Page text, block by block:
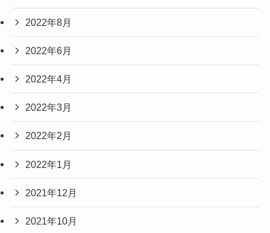
2022年8月
2022年6月
2022年4月
2022年3月
2022年2月
2022年1月
2021年12月
2021年10月